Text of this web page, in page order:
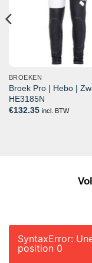
BROEKEN
Broek Pro | Hebo |
HE3185N
€132.35 incl. BTW
SyntaxError:
position 0